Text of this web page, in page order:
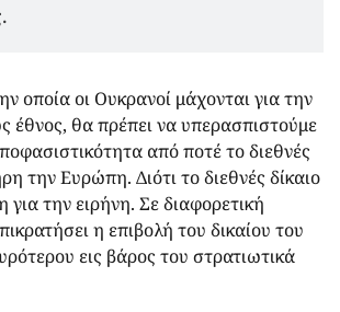
οποία οι Ουκρανοί μάχονται για την
έθνος, θα πρέπει να υπερασπιστούμε
από ποτέ το διεθνές
την Ευρώπη. Διότι το διεθνές δίκαιο
για την ειρήνη. Σε διαφορετική
η επιβολή του δικαίου του
εις βάρος του στρατιωτικά